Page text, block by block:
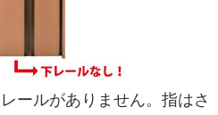
ールがありません。指はさ